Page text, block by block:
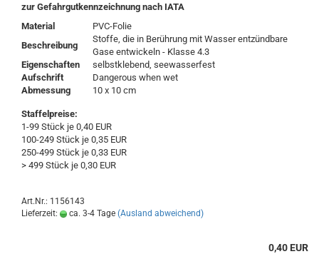
zur Gefahrgutkennzeichnung nach IATA
Material
PVC-Folie
Beschreibung
Stoffe, die in Berührung mit Wasser entzündbare
Gase entwickeln - Klasse 4.3
Eigenschaften
selbstklebend, seewasserfest
Aufschrift
Dangerous when wet
Abmessung
10 x 10 cm
Staffelpreise:
1-99 Stück je 0,40 EUR
100-249 Stück je 0,35 EUR
250-499 Stück je 0,33 EUR
> 499 Stück je 0,30 EUR
Art.Nr.: 1156143
Lieferzeit:
ca. 3-4 Tage (Ausland abweichend)
0,40 EUR